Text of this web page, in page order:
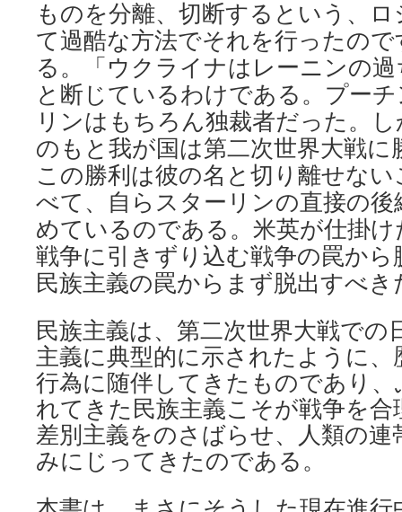
ものを分離、切断するという、
て過酷な方法でそれを行ったの
る。「ウクライナはレーニンの
と断じているわけである。プー
リンはもちろん独裁者だった。
のもと我が国は第二次世界大戦
この勝利は彼の名と切り離せな
べて、自らスターリンの直接の
めているのである。米英が仕掛
戦争に引きずり込む戦争の罠か
民族主義の罠からまず脱出すべ
民族主義は、第二次世界大戦での
主義に典型的に示されたように、
行為に随伴してきたものであり
れてきた民族主義こそが戦争を合
差別主義をのさばらせ、人類の連
みにじってきたのである。